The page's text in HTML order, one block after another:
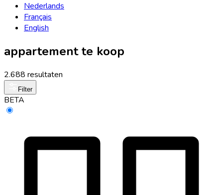
Nederlands
Français
English
appartement te koop
2.688 resultaten
Filter
BETA